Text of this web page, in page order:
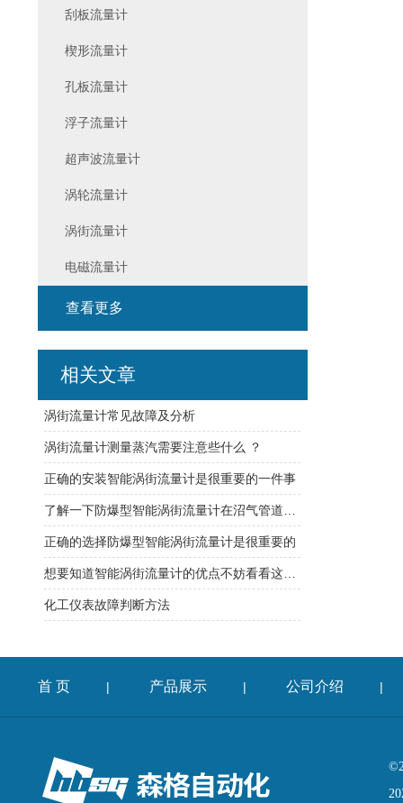
刮板流量计
楔形流量计
孔板流量计
浮子流量计
超声波流量计
涡轮流量计
涡街流量计
电磁流量计
查看更多
相关文章
涡街流量计常见故障及分析
涡街流量计测量蒸汽需要注意些什么 ？
正确的安装智能涡街流量计是很重要的一件事
正确的选择防爆型智能涡街流量计是很重要的
化工仪表故障判断方法
首 页 | 产品展示 | 公司介绍 |